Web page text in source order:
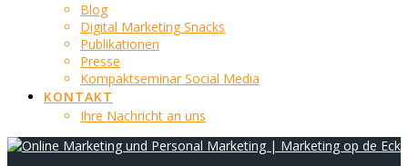
Blog
Digital Marketing Snacks
Publikationen
Presse
Kompaktseminar Social Media
KONTAKT
Ihre Nachricht an uns